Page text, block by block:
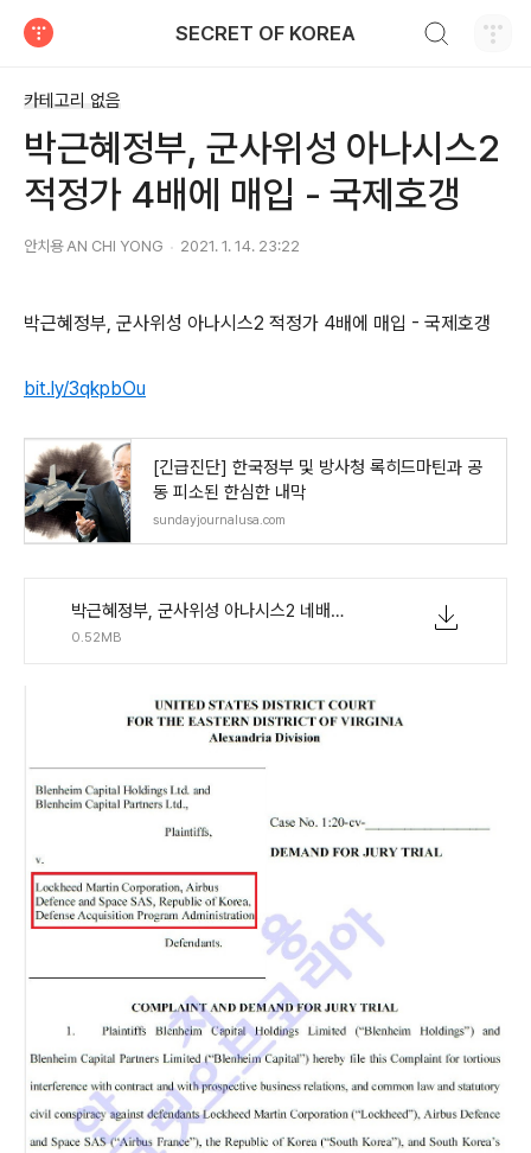
SECRET OF KOREA
카테고리 없음
박근혜정부, 군사위성 아나시스2
적정가 4배에 매입 - 국제호갱
안치용 AN CHI YONG 2021. 1. 14. 23:22
박근혜정부, 군사위성 아나시스2 적정가 4배에 매입 - 국제호갱
bit.ly/3qkpbOu
[긴급진단] 한국정부 및 방사청 록히드마틴과 공
동 피소된 한심한 내막
sundayjournalusa.com
박근혜정부, 군사위성 아나시스2 네배 비싸게 매입 - 소송장 20201231_SOK SS.pdf
0.52MB